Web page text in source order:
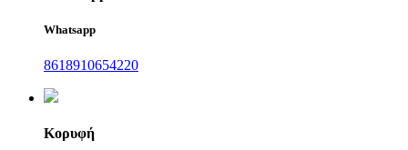
Whatsapp
8618910654220
Κορυφή